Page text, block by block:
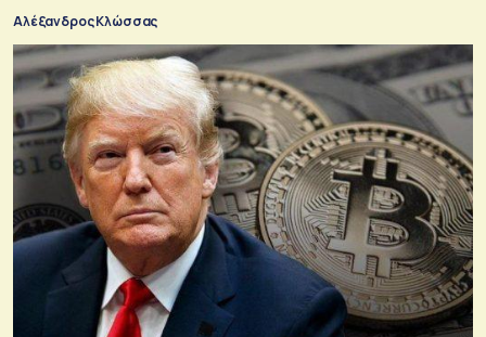
Αλέξανδρος Κλώσσας